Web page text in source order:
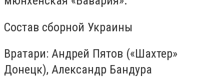
Состав сборной Украины
Вратари: Андрей Пятов («Шахтер»
Донецк), Александр Бандура